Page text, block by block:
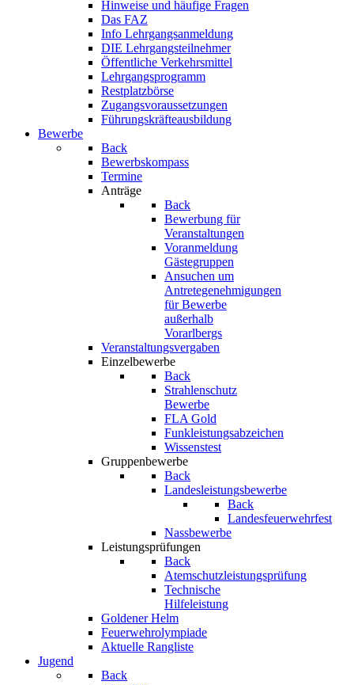
Hinweise und häufige Fragen
Das FAZ
Info Lehrgangsanmeldung
DIE Lehrgangsteilnehmer
Öffentliche Verkehrsmittel
Lehrgangsprogramm
Restplatzbörse
Zugangsvoraussetzungen
Führungskräfteausbildung
Bewerbe
Back
Bewerbskompass
Termine
Anträge
Back
Bewerbung für
Veranstaltungen
Voranmeldung
Gästegruppen
Ansuchen um
Antretegenehmigungen
für Bewerbe
außerhalb
Vorarlbergs
Veranstaltungsvergaben
Einzelbewerbe
Back
Strahlenschutz
Bewerbe
FLA Gold
Funkleistungsabzeichen
Wissenstest
Gruppenbewerbe
Back
Landesleistungsbewerbe
Back
Landesfeuerwehrfest
Nassbewerbe
Leistungsprüfungen
Back
Atemschutzleistungsprüfung
Technische
Hilfeleistung
Goldener Helm
Feuerwehrolympiade
Aktuelle Rangliste
Jugend
Back